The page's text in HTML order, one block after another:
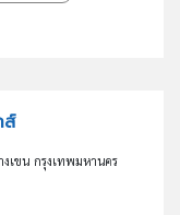
ส์
เขน กรุงเทพมหานคร